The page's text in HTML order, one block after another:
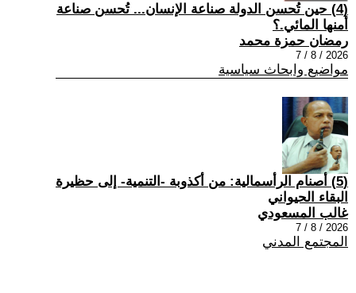
(4) حين تُحسن الدولة صناعة الإنسان... تُحسن صناعة
أمنها المائي.؟
رمضان حمزة محمد
2026 / 8 / 7
مواضيع وابحاث سياسية
(5) أصنام الرأسمالية: من أكذوبة -التنمية- إلى حظيرة
البقاء الحيواني
غالب المسعودي
2026 / 8 / 7
المجتمع المدني